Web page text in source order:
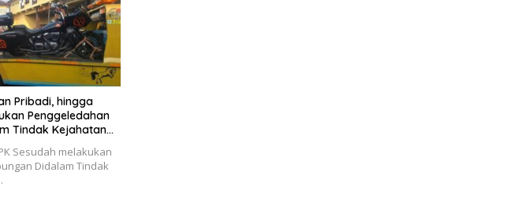
Pribadi, hingga
Penggeledahan
Tindak Kejahatan
Sesudah melakukan
Didalam Tindak